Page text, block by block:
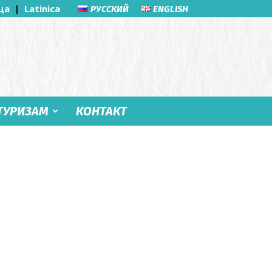
| Latinica РУССКИЙ ENGLISH
КОНТАКТ